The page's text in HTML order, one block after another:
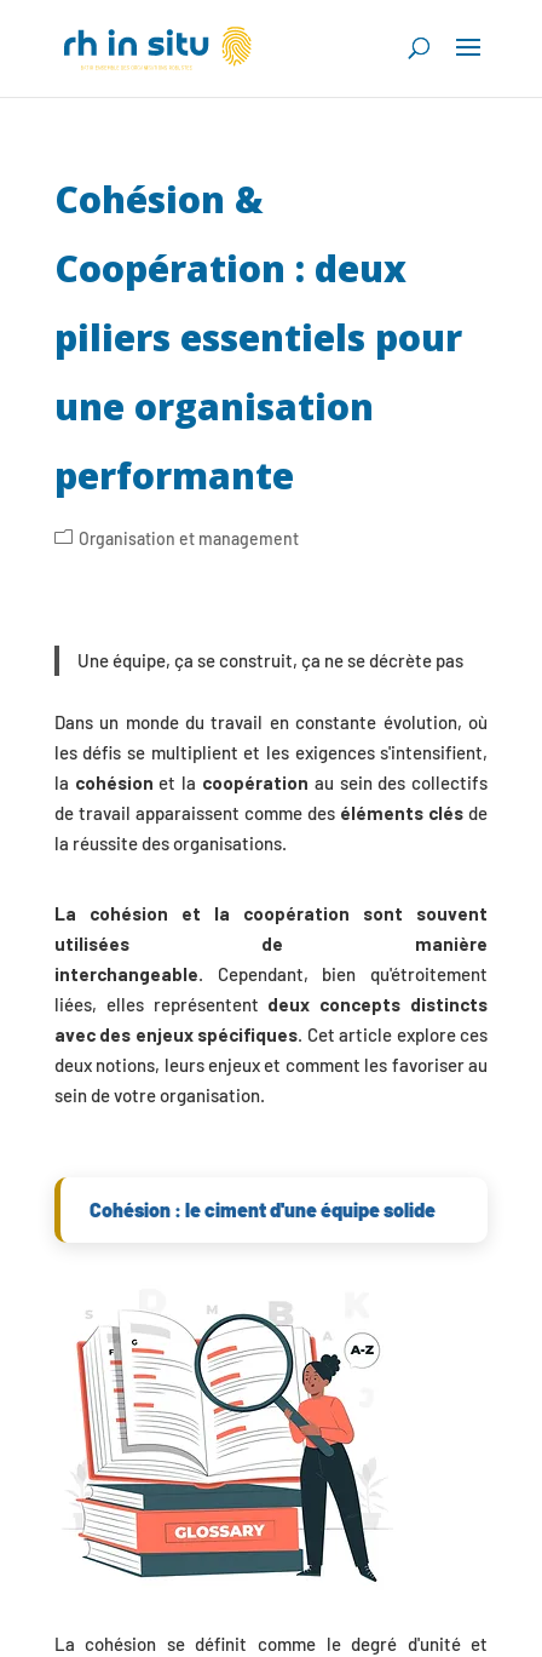
Cohésion &
Coopération : deux
piliers essentiels pour
une organisation
performante
Organisation et management
Une équipe, ça se construit, ça ne se décrète pas
Dans un monde du travail en constante évolution, où
les défis se multiplient et les exigences s'intensifient,
la cohésion et la coopération au sein des collectifs
de travail apparaissent comme des éléments clés de
la réussite des organisations.
La cohésion et la coopération sont souvent
utilisées de manière
interchangeable. Cependant, bien qu'étroitement
liées, elles représentent deux concepts distincts
avec des enjeux spécifiques. Cet article explore ces
deux notions, leurs enjeux et comment les favoriser au
sein de votre organisation.
Cohésion : le ciment d'une équipe solide
La cohésion se définit comme le degré d'unité et